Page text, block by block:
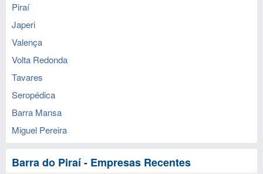
Piraí
Japeri
Valença
Volta Redonda
Tavares
Seropédica
Barra Mansa
Miguel Pereira
Barra do Piraí - Empresas Recentes